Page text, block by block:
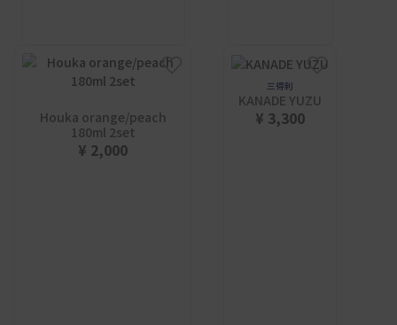
Houka orange/peach
180ml 2set
¥ 2,000
三得利
KANADE YUZU
¥ 3,300